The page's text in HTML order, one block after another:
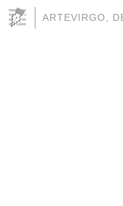
ARTEVIRGO,